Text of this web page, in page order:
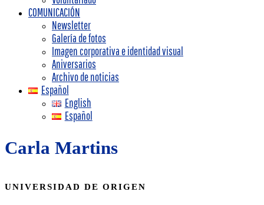
COMUNICACIÓN
Newsletter
Galería de fotos
Imagen corporativa e identidad visual
Aniversarios
Archivo de noticias
Español
English
Español
Carla Martins
UNIVERSIDAD DE ORIGEN